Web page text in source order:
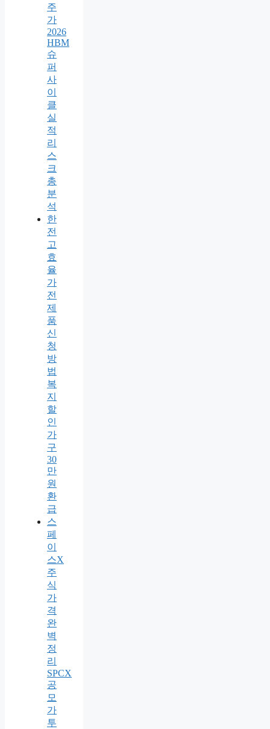
주
가
2026
HBM
슈
퍼
사
이
클
실
적
리
스
크
총
분
석
한
전
고
효
율
가
전
제
품
신
청
방
법
복
지
할
인
가
구
30
만
원
환
급
스
페
이
스X
주
식
가
격
완
벽
정
리
SPCX
공
모
가
투